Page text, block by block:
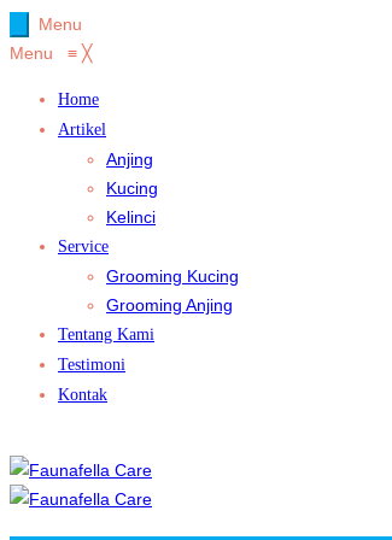
Menu
Menu ≡ ╳
Home
Artikel
Anjing
Kucing
Kelinci
Service
Grooming Kucing
Grooming Anjing
Tentang Kami
Testimoni
Kontak